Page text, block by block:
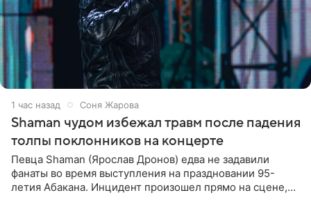
1 час назад Соня Жарова
Shaman чудом избежал травм после падения
толпы поклонников на концерте
Певца Shaman (Ярослав Дронов) едва не задавили
фанаты во время выступления на праздновании 95-
летия Абакана. Инцидент произошел прямо на сцене,